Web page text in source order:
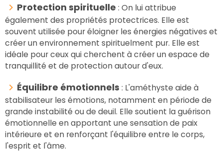
Protection spirituelle : On lui attribue
également des propriétés protectrices. Elle est
souvent utilisée pour éloigner les énergies négatives et
créer un environnement spirituelment pur. Elle est
idéale pour ceux qui cherchent à créer un espace de
tranquillité et de protection autour d'eux.
Équilibre émotionnels : L'améthyste aide à
stabilisateur les émotions, notamment en période de
grande instabilité ou de deuil. Elle soutient la guérison
émotionnelle en apportant une sensation de paix
intérieure et en renforçant l'équilibre entre le corps,
l'esprit et l'âme.